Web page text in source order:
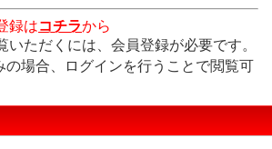
録はコチラから
いただくには、会員登録が必要です。
場合、ログインを行うことで閲覧可